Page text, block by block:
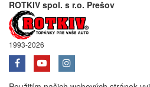
ROTKIV spol. s r.o. Prešov
1993-2026